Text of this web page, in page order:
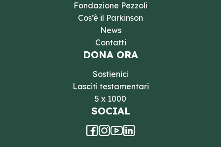
Fondazione Pezzoli
Cos’è il Parkinson
News
Contatti
DONA ORA
Sostienici
Lasciti testamentari
5 x 1000
SOCIAL